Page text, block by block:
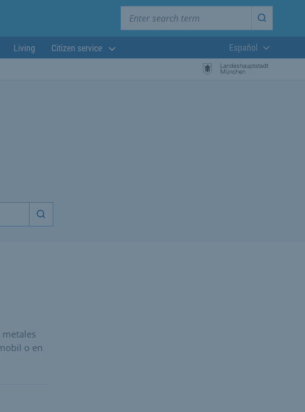
Start
Living Citizen service
Lengua actual:
Español
Iniciar búsqueda
o en